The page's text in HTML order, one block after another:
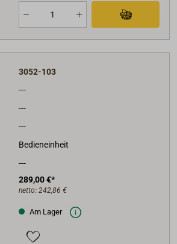
3052-103
---
---
---
Bedieneinheit
---
289,00 €*
netto: 242,86 €
Am Lager